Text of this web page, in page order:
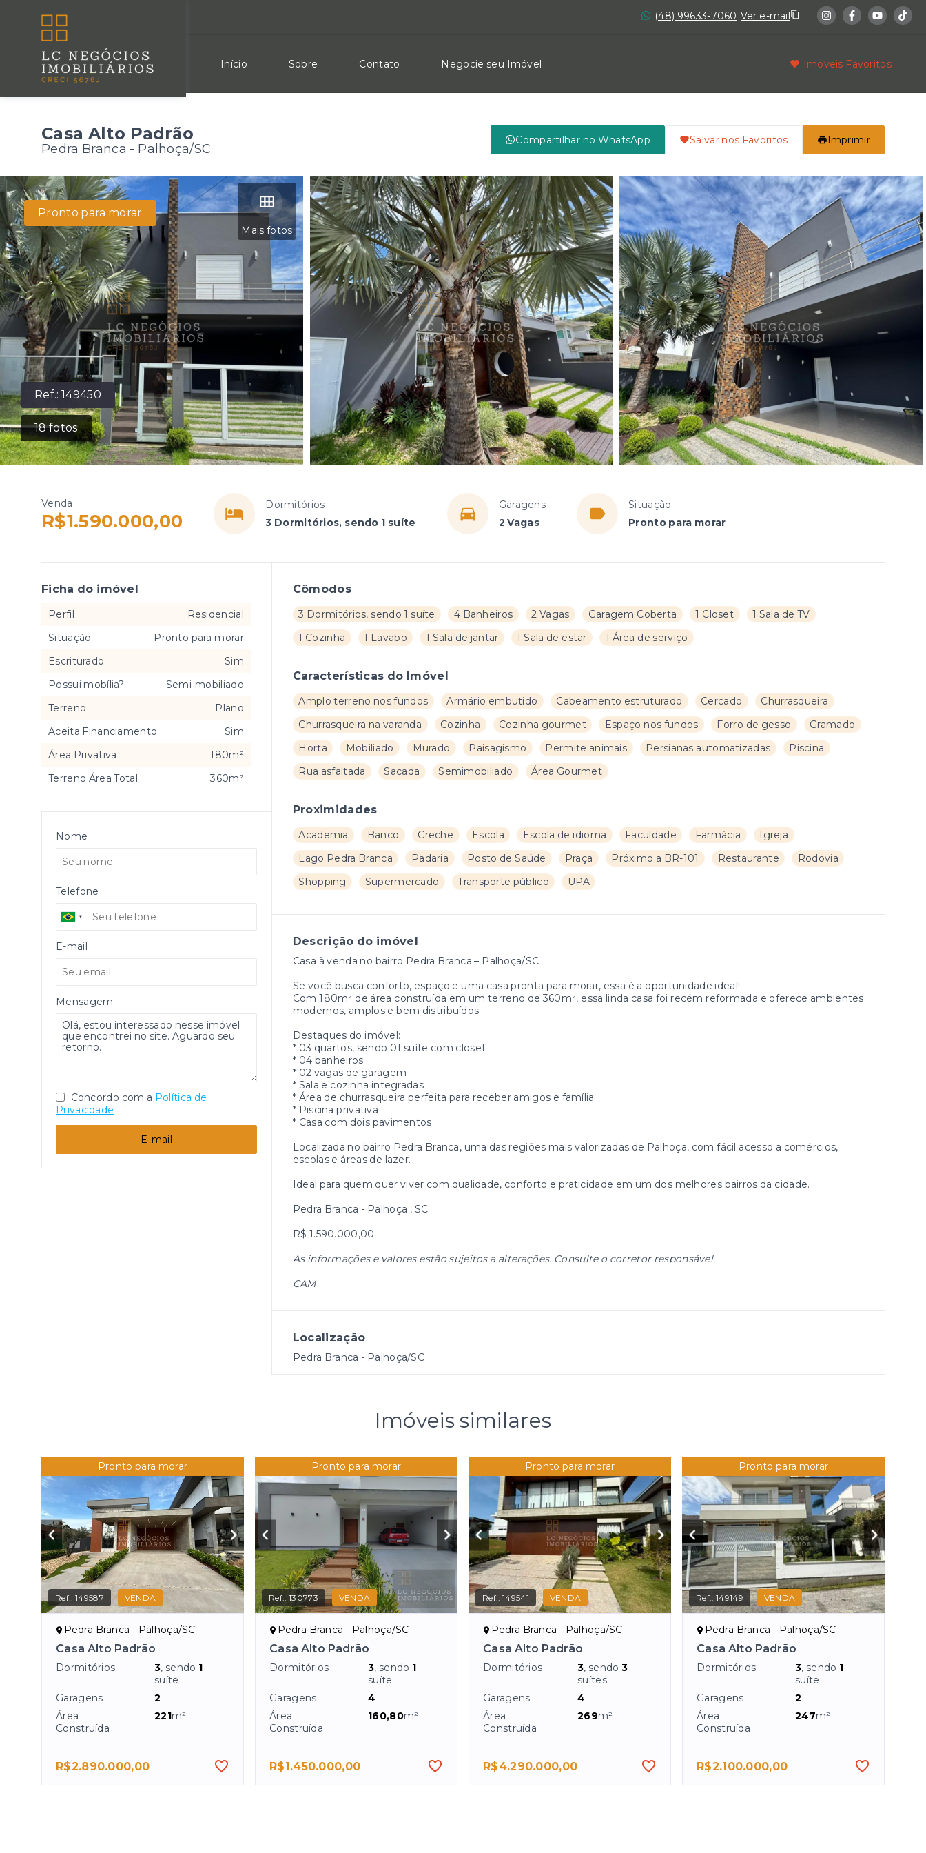
(48) 99633-7060 Ver e-mail
Início Sobre Contato Negocie seu Imóvel Imóveis Favoritos
Casa Alto Padrão
Pedra Branca - Palhoça/SC
Compartilhar no WhatsApp Salvar nos Favoritos Imprimir
Ref.:149450
18fotos
Mais fotos
Pronto para morar
Venda
R$1.590.000,00
Dormitórios
3 Dormitórios, sendo 1 suíte
Garagens
2 Vagas
Situação
Pronto para morar
Cômodos
3 Dormitórios, sendo 1 suíte 4 Banheiros 2 Vagas Garagem Coberta 1 Closet
1 Sala de TV
1 Cozinha
1 Lavabo 1 Sala de jantar 1 Sala de estar 1 Área de serviço
Características do Imóvel
Amplo terreno nos fundos Armário embutido Cabeamento estruturado Cercado
Churrasqueira
Churrasqueira na varanda
Cozinha Cozinha gourmet Espaço nos fundos Forro de gesso
Gramado
Horta
Mobiliado Murado Paisagismo Permite animais Persianas automatizadas
Piscina
Rua asfaltada
Sacada Semimobiliado Área Gourmet
Proximidades
Academia Banco Creche Escola Escola de idioma Faculdade Farmácia
Igreja
Lago Pedra Branca
Padaria Posto de Saúde Praça Próximo a BR-101 Restaurante
Rodovia
Shopping
Supermercado Transporte público UPA
Descrição do imóvel
Casa à venda no bairro Pedra Branca – Palhoça/SC
Se você busca conforto, espaço e uma casa pronta para morar, essa é a oportunidade ideal!
Com 180m² de área construída em um terreno de 360m², essa linda casa foi recém reformada e oferece ambientes
modernos, amplos e bem distribuídos.
Destaques do imóvel:
* 03 quartos, sendo 01 suíte com closet
* 04 banheiros
* 02 vagas de garagem
* Sala e cozinha integradas
* Área de churrasqueira perfeita para receber amigos e família
* Piscina privativa
* Casa com dois pavimentos
Localizada no bairro Pedra Branca, uma das regiões mais valorizadas de Palhoça, com fácil acesso a comércios,
escolas e áreas de lazer.
Ideal para quem quer viver com qualidade, conforto e praticidade em um dos melhores bairros da cidade.
Pedra Branca - Palhoça , SC
R$ 1.590.000,00
As informações e valores estão sujeitos a alterações. Consulte o corretor responsável.
CAM
Localização
Pedra Branca - Palhoça/SC
Ficha do imóvel
Perfil
Residencial
Situação
Pronto para morar
Escriturado
Sim
Possui mobília?
Semi-mobiliado
Terreno
Plano
Aceita Financiamento
Sim
Área Privativa
180m²
Terreno Área Total
360m²
Nome
Telefone
E-mail
Mensagem
Concordo com a Política de
Privacidade
E-mail
Imóveis similares
Pronto para morar
Ref.:149587 VENDA
Pedra Branca - Palhoça/SC
Casa Alto Padrão
Dormitórios 3, sendo 1
suíte
Garagens
2
Área
Construída
221m²
R$2.890.000,00
Pronto para morar
Ref.:130773 VENDA
Pedra Branca - Palhoça/SC
Casa Alto Padrão
Dormitórios 3, sendo 1
suíte
Garagens
4
Área
Construída
160,80m²
R$1.450.000,00
Pronto para morar
Ref.:149541 VENDA
Pedra Branca - Palhoça/SC
Casa Alto Padrão
Dormitórios 3, sendo3
suítes
Garagens
4
Área
Construída
269m²
R$4.290.000,00
Pronto para morar
Ref.:149149 VENDA
Pedra Branca - Palhoça/SC
Casa Alto Padrão
Dormitórios 3, sendo 1
suíte
Garagens
2
Área
Construída
247m²
R$2.100.000,00